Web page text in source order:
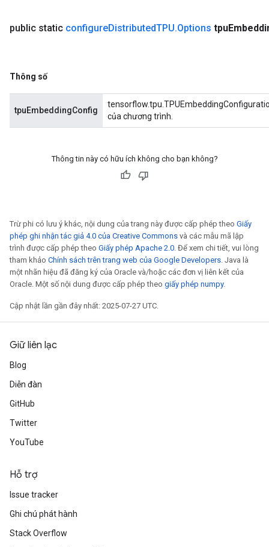
public static configureDistributedTPU.Options tpu
Thông số
tpuEmbeddingConfig
của chương trình.
Thông tin này có hữu ích không cho bạn không?
Trừ phi có lưu ý khác, nội dung của trang này được cấp phép theo Giấy
phép ghi nhận tác giả 4.0 của Creative Commons và các mẫu mã lập
trình được cấp phép theo Giấy phép Apache 2.0. Để xem chi tiết, vui lòng
tham khảo Chính sách trên trang web của Google Developers. Java là
một nhãn hiệu đã đăng ký của Oracle và/hoặc các đơn vị liên kết của
Oracle. Một số nội dung được cấp phép theo giấy phép numpy.
Cập nhật lần gần đây nhất: 2025-07-27 UTC.
Giữ liên lạc
Blog
Diễn đàn
GitHub
Twitter
YouTube
Hỗ trợ
Issue tracker
Ghi chú phát hành
Stack Overflow